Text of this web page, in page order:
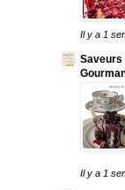
Il y a 1
Saveurs
Il y a 1